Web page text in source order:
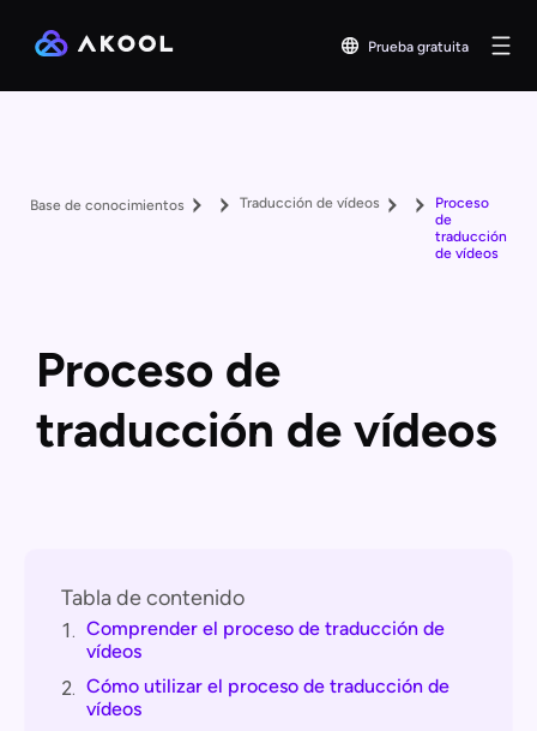
Prueba gratuita
Base de conocimientos Traducción de vídeos
Proceso
de
traducción
de vídeos
Proceso de
traducción de vídeos
Tabla de contenido
1. Comprender el proceso de traducción de
vídeos
2. Cómo utilizar el proceso de traducción de
vídeos